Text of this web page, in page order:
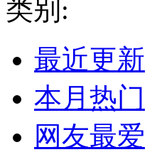
类别:
最近更新
本月热门
网友最爱